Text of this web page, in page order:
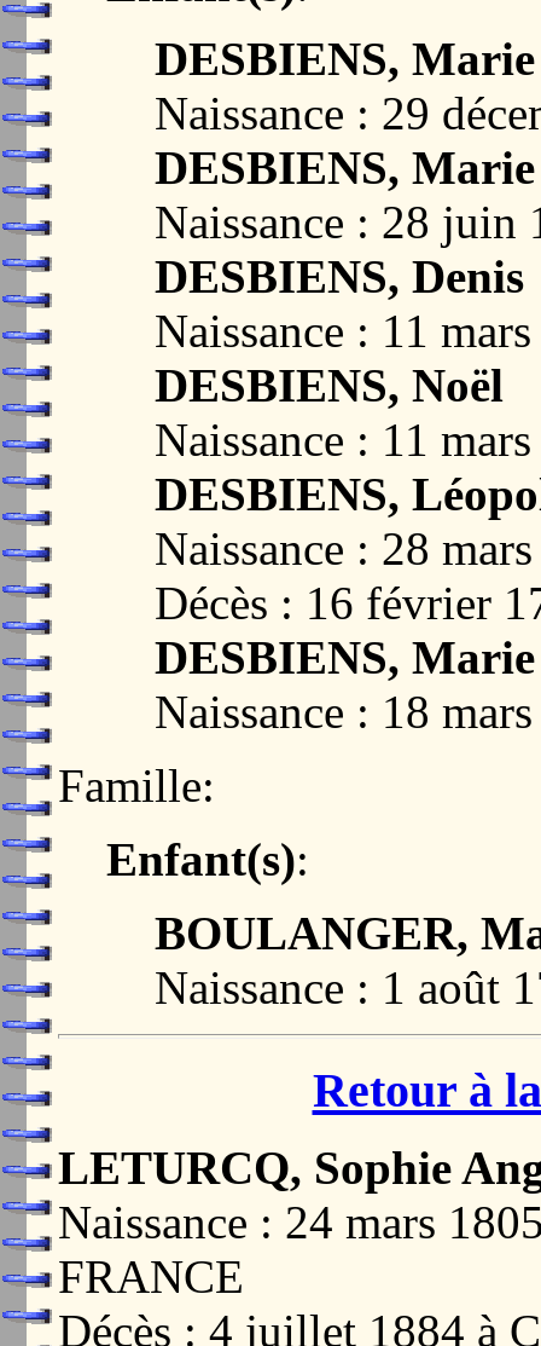
DESBIENS,
Naissance : 29
DESBIENS, Marie
Naissance : 28 juin
DESBIENS, Denis
Naissance : 11
DESBIENS, Noël
Naissance : 11
DESBIENS,
Naissance : 28
Décès : 16 février
DESBIENS,
Naissance : 18
Famille:
Enfant(s):
BOULANGER,
Naissance : 1 août
Retour à
LETURCQ, Sophie
Naissance : 24 mars
FRANCE
Décès : 4 juillet 1884 à